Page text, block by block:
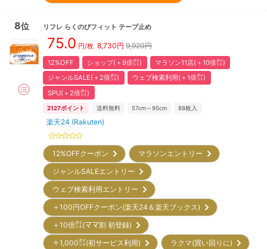
8位 リフレ らくのびフィット テープ止め
75.0 円/枚 8,730円 9,920円
12%OFF ショップ(＋9倍㌽)
マラソン11店(＋10倍㌽)
ジャンルSALE(＋2倍㌽)
ウェブ検索利用(＋1倍㌽)
SPU(＋2倍㌽)
2127ポイント 送料無料 57cm～95cm 88枚入
楽天24 (Rakuten)
12%OFFクーポン
マラソンエントリー
ジャンルSALEエントリー
ウェブ検索利用エントリー
＋100円OFFクーポン(楽天24＆楽天ブックス)
＋10倍㌽(ママ割 初登録)
＋1,000㌽(初サービス利用)
ラクマ(買い回りに)